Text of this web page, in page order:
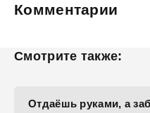
Комментарии
Смотрите также:
Отдаёшь руками, а